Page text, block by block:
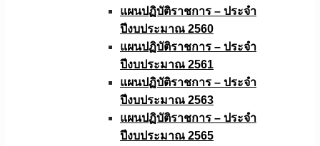
แผนปฏิบัติราชการ – ประจำ
ปีงบประมาณ 2560
แผนปฏิบัติราชการ – ประจำ
ปีงบประมาณ 2561
แผนปฏิบัติราชการ – ประจำ
ปีงบประมาณ 2563
แผนปฏิบัติราชการ – ประจำ
ปีงบประมาณ 2565